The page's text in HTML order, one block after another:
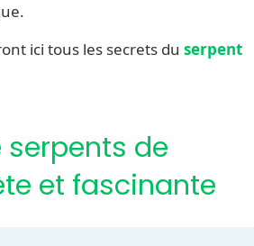
ici tous les secrets duserpent
de
et fascinante